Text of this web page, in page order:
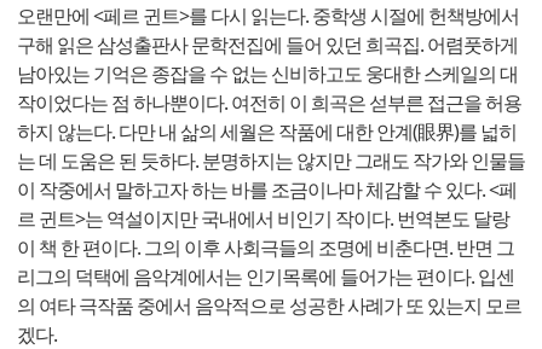
오랜만에 <페르 귄트>를 다시 읽는다. 중학생 시절에 헌책방에서
구해 읽은 삼성출판사 문학전집에 들어 있던 희곡집. 어렴풋하게
남아있는 기억은 종잡을 수 없는 신비하고도 웅대한 스케일의 대
작이었다는 점 하나뿐이다. 여전히 이 희곡은 섣부른 접근을 허용
하지 않는다. 다만 내 삶의 세월은 작품에 대한 안계(眼界)를 넓히
는 데 도움은 된 듯하다. 분명하지는 않지만 그래도 작가와 인물들
이 작중에서 말하고자 하는 바를 조금이나마 체감할 수 있다. <페
르 귄트>는 역설이지만 국내에서 비인기 작이다. 번역본도 달랑
이 책 한 편이다. 그의 이후 사회극들의 조명에 비춘다면. 반면 그
리그의 덕택에 음악계에서는 인기목록에 들어가는 편이다. 입센
의 여타 극작품 중에서 음악적으로 성공한 사례가 또 있는지 모르
겠다.